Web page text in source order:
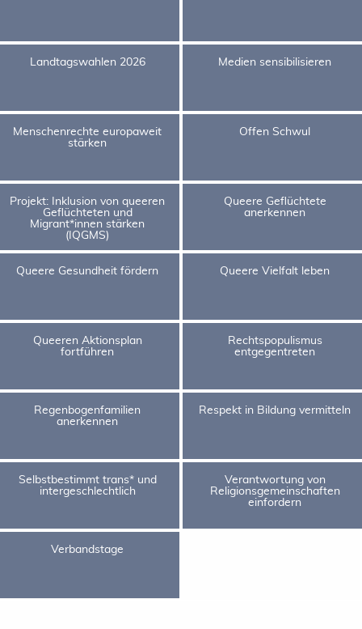
Landtagswahlen 2026 Medien sensibilisieren
Menschenrechte europaweit
stärken
Offen Schwul
Projekt: Inklusion von queeren
Geflüchteten und
Migrant*innen stärken
(IQGMS)
Queere Geflüchtete
anerkennen
Queere Gesundheit fördern Queere Vielfalt leben
Queeren Aktionsplan
fortführen
Rechtspopulismus
entgegentreten
Regenbogenfamilien
anerkennen
Respekt in Bildung vermitteln
Selbstbestimmt trans* und
intergeschlechtlich
Verantwortung von
Religionsgemeinschaften
einfordern
Verbandstage